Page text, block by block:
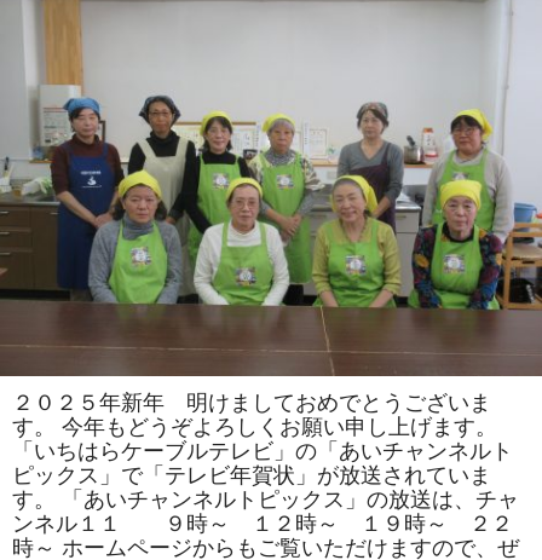
は
「松」
「お
な
様」
を
巻
験
も
り
ま
す。
は
２０２５年新年 明けましておめでとうございま
す。 今年もどうぞよろしくお願い申し上げます。
「いちはらケーブルテレビ」の「あいチャンネルト
ピックス」で「テレビ年賀状」が放送されていま
す。 「あいチャンネルトピックス」の放送は、チャ
ンネル１１ ９時～ １２時～ １９時～ ２２
時～ ホームページからもご覧いただけますので、ぜ